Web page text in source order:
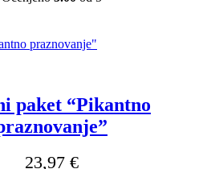
izdelka
imapaket “Pikantno
23,97 €